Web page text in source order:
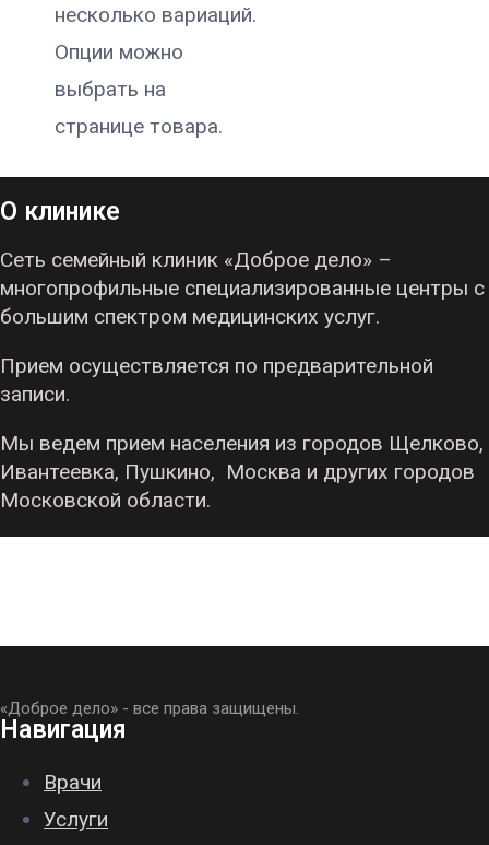
несколько вариаций.
Опции можно
выбрать на
странице товара.
О клинике
Сеть семейный клиник «Доброе дело» –
многопрофильные специализированные центры с
большим спектром медицинских услуг.
Прием осуществляется по предварительной
записи.
Мы ведем прием населения из городов Щелково,
Ивантеевка, Пушкино, Москва и других городов
Московской области.
«Доброе дело» - все права защищены.
Навигация
Врачи
Услуги